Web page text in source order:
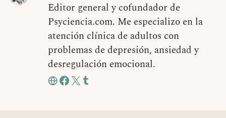
Editor general y cofundador de
Psyciencia.com. Me especializo en la
atención clínica de adultos con
problemas de depresión, ansiedad y
desregulación emocional.